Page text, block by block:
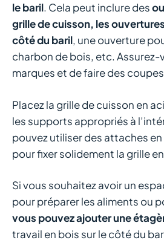
le baril. Cela peut inclure des
grille de cuisson, les
côté du baril, une ouverture
charbon de bois, etc. Assurez-
marques et de faire des
Placez la grille de cuisson en
les supports appropriés à
pouvez utiliser des attaches
pour fixer solidement la grille
Si vous souhaitez avoir un
pour préparer les aliments ou
vous pouvez ajouter une
travail en bois sur le côté du